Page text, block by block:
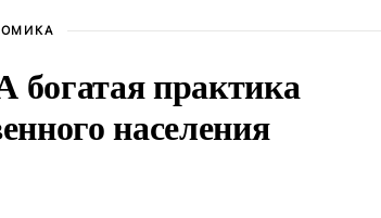
практика
населения